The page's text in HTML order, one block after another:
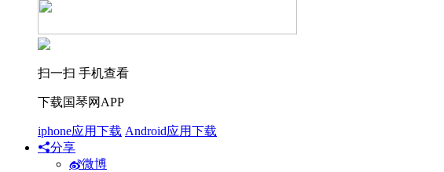
扫一扫 手机查看
下载国琴网APP
iphone应用下载 Android应用下载
分享
微博